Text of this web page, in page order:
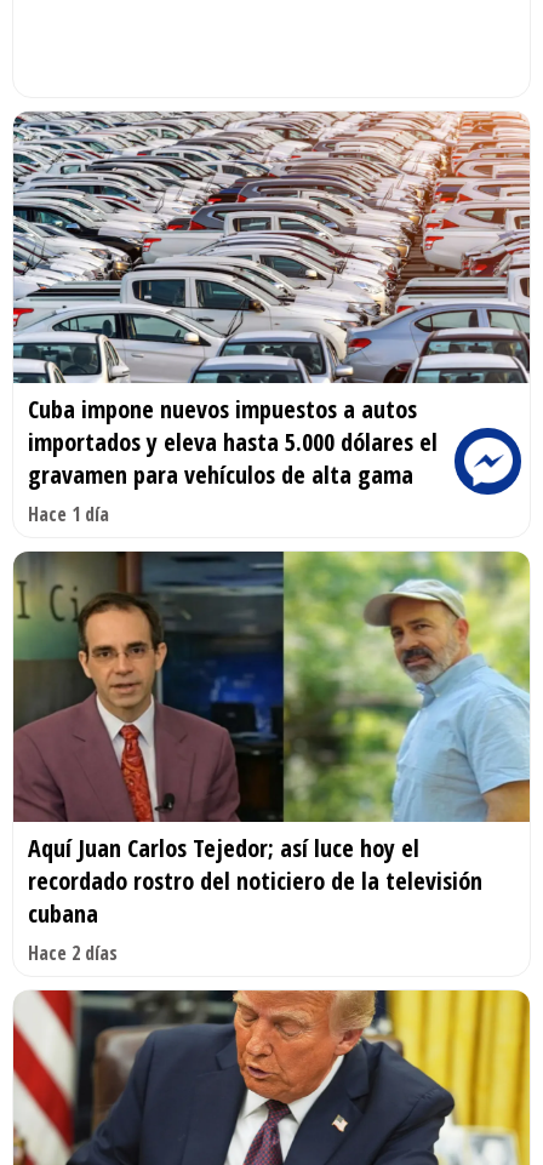
Cuba impone nuevos impuestos a autos
importados y eleva hasta 5.000 dólares el
gravamen para vehículos de alta gama
Hace 1 día
Aquí Juan Carlos Tejedor; así luce hoy el
recordado rostro del noticiero de la televisión
cubana
Hace 2 días